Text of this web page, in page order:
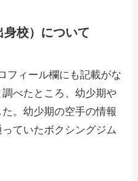
身校）について
フィール欄にも記載がな
べたところ、幼少期や
。幼少期の空手の情報
ていたボクシングジム